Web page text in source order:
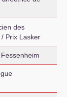
des
Prix Lasker